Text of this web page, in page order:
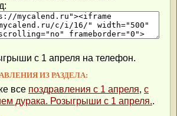
с 1 апреля на телефон.
ИЗ РАЗДЕЛА:
все поздравления с 1 апреля, с
дурака. Розыгрыши с 1 апреля..